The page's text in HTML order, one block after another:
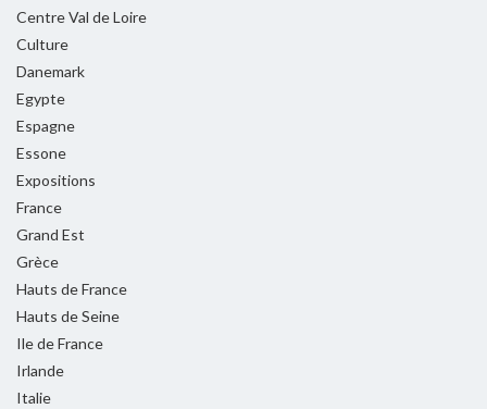
Centre Val de Loire
Culture
Danemark
Egypte
Espagne
Essone
Expositions
France
Grand Est
Grèce
Hauts de France
Hauts de Seine
Ile de France
Irlande
Italie